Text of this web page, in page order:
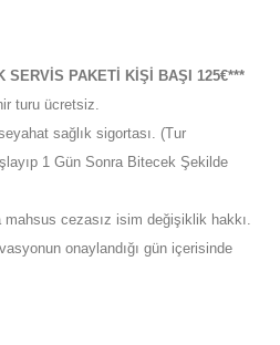
SERVİS PAKETİ KİŞİ BAŞI 125€***
turu ücretsiz.
sağlık sigortası. (Tur
1 Gün Sonra Bitecek Şekilde
cezasız isim değişiklik hakkı.
onaylandığı gün içerisinde